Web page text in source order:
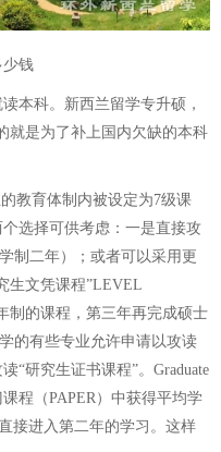
钱
科。新西兰留学专升硕，
就是为了补上国内欠缺的本科
教育体制内被设定为7级课
选择可供考虑：一是直接攻
制二年）；或者可以采用更
生文凭课程”LEVEL
制的课程，第三年再完成硕士
的有些专业允许申请以攻读
“研究生证书课程”。Graduate
程（PAPER）中获得平均学
接进入第二年的学习。这样